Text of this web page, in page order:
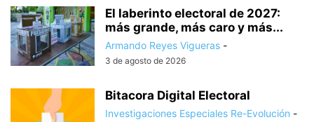
El laberinto electoral de 2027:
más grande, más caro y más...
Armando Reyes Vigueras -
3 de agosto de 2026
Bitacora Digital Electoral
Investigaciones Especiales Re-Evolución -